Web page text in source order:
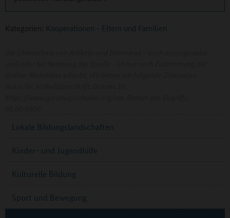
Kategorien: Kooperationen - Eltern und Familien
Lokale Bildungslandschaften
Kinder- und Jugendhilfe
Kulturelle Bildung
Sport und Bewegung